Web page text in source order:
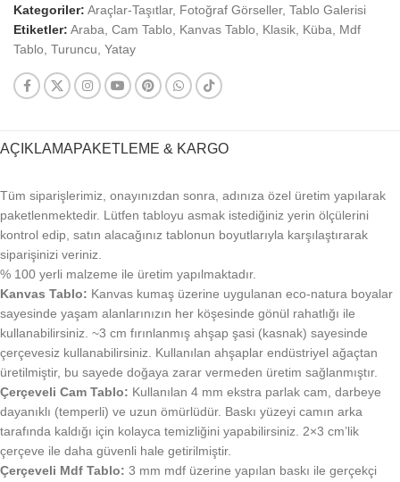
Kategoriler: Araçlar-Taşıtlar, Fotoğraf Görseller, Tablo Galerisi
Etiketler: Araba, Cam Tablo, Kanvas Tablo, Klasik, Küba, Mdf
Tablo, Turuncu, Yatay
AÇIKLAMAPAKETLEME & KARGO
Tüm siparişlerimiz, onayınızdan sonra, adınıza özel üretim yapılarak
paketlenmektedir. Lütfen tabloyu asmak istediğiniz yerin ölçülerini
kontrol edip, satın alacağınız tablonun boyutlarıyla karşılaştırarak
siparişinizi veriniz.
% 100 yerli malzeme ile üretim yapılmaktadır.
Kanvas Tablo: Kanvas kumaş üzerine uygulanan eco-natura boyalar
sayesinde yaşam alanlarınızın her köşesinde gönül rahatlığı ile
kullanabilirsiniz. ~3 cm fırınlanmış ahşap şasi (kasnak) sayesinde
çerçevesiz kullanabilirsiniz. Kullanılan ahşaplar endüstriyel ağaçtan
üretilmiştir, bu sayede doğaya zarar vermeden üretim sağlanmıştır.
Çerçeveli Cam Tablo: Kullanılan 4 mm ekstra parlak cam, darbeye
dayanıklı (temperli) ve uzun ömürlüdür. Baskı yüzeyi camın arka
tarafında kaldığı için kolayca temizliğini yapabilirsiniz. 2×3 cm’lik
çerçeve ile daha güvenli hale getirilmiştir.
Çerçeveli Mdf Tablo: 3 mm mdf üzerine yapılan baskı ile gerçekçi